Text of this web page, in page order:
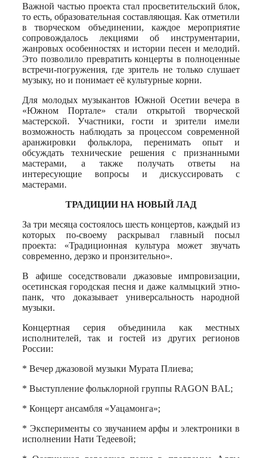
Важной частью проекта стал просветительский блок,
то есть, образовательная составляющая. Как отметили
в творческом объединении, каждое мероприятие
сопровождалось лекциями об инструментарии,
жанровых особенностях и истории песен и мелодий.
Это позволило превратить концерты в полноценные
встречи-погружения, где зритель не только слушает
музыку, но и понимает её культурные корни.
Для молодых музыкантов Южной Осетии вечера в
«Южном Портале» стали открытой творческой
мастерской. Участники, гости и зрители имели
возможность наблюдать за процессом современной
аранжировки фольклора, перенимать опыт и
обсуждать технические решения с признанными
мастерами, а также получать ответы на
интересующие вопросы и дискуссировать с
мастерами.
ТРАДИЦИИ НА НОВЫЙ ЛАД
За три месяца состоялось шесть концертов, каждый из
которых по-своему раскрывал главный посыл
проекта: «Традиционная культура может звучать
современно, дерзко и пронзительно».
В афише соседствовали джазовые импровизации,
осетинская городская песня и даже калмыцкий этно-
панк, что доказывает универсальность народной
музыки.
Концертная серия объединила как местных
исполнителей, так и гостей из других регионов
России:
* Вечер джазовой музыки Мурата Плиева;
* Выступление фольклорной группы RAGON BAL;
* Концерт ансамбля «Уацамонга»;
* Эксперименты со звучанием арфы и электроники в
исполнении Нати Тедеевой;